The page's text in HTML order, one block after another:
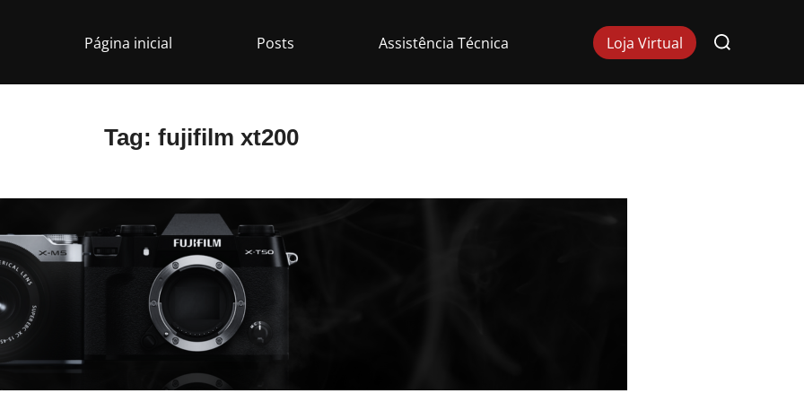
Página inicial Posts Assistência Técnica Loja Virtual
Pesquisar
por:
Tag: fujifilm xt200